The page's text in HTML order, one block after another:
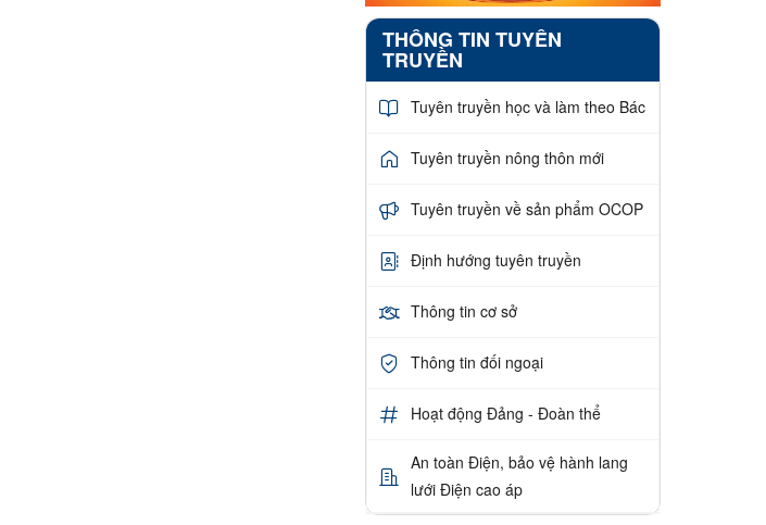
THÔNG TIN TUYÊN
TRUYỀN
Tuyên truyền học và làm theo Bác
Tuyên truyền nông thôn mới
Tuyên truyền về sản phẩm OCOP
Định hướng tuyên truyền
Thông tin cơ sở
Thông tin đối ngoại
Hoạt động Đảng - Đoàn thể
An toàn Điện, bảo vệ hành lang
lưới Điện cao áp